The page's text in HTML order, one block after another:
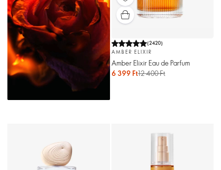
(2420)
AMBER ELIXIR
Amber Elixir Eau de Parfum
6 399 Ft12 400 Ft